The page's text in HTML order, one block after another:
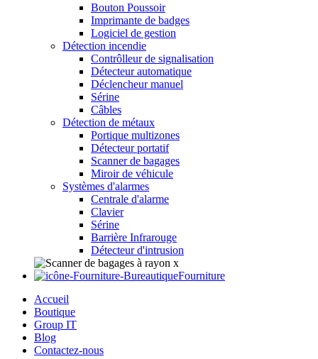
Bouton Poussoir
Imprimante de badges
Logiciel de gestion
Détection incendie
Contrôlleur de signalisation
Détecteur automatique
Déclencheur manuel
Sérine
Câbles
Détection de métaux
Portique multizones
Détecteur portatif
Scanner de bagages
Miroir de véhicule
Systèmes d'alarmes
Centrale d'alarme
Clavier
Sérine
Barrière Infrarouge
Détecteur d'intrusion
Fourniture
Accueil
Boutique
Group IT
Blog
Contactez-nous